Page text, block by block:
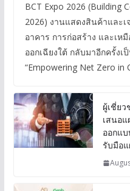
BCT Expo 2026 (Building
2026) งานแสดงสินค้าและ
อาคาร การก่อสร้าง และเห
ออกเฉียงใต้ กลับมาอีกครั้ง
“Empowering Net Zero in
ผู้เชี่ย
เสนอ
ออกแ
รับมือ